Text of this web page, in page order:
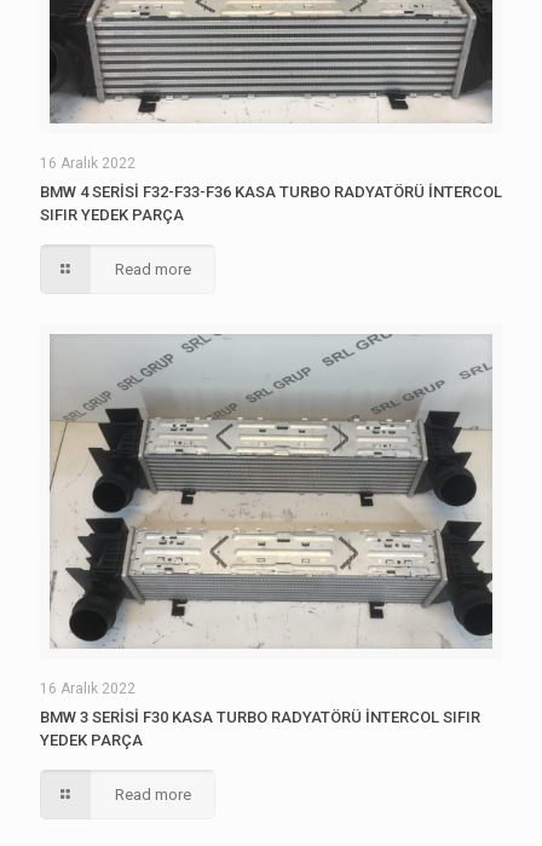
16 Aralık 2022
BMW 4 SERİSİ F32-F33-F36 KASA TURBO RADYATÖRÜ İNTERCOL
SIFIR YEDEK PARÇA
Read more
16 Aralık 2022
BMW 3 SERİSİ F30 KASA TURBO RADYATÖRÜ İNTERCOL SIFIR
YEDEK PARÇA
Read more